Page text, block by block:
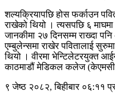
शल्यक्रियापछि होस फर्काउन
राखेको थियो । त्यसपछि ६
जानकीमा २७ दिनसम्म राख्दा
एम्बुलेन्समा राखेर पवितालाई
थियो । वीरमा भेन्टिलेटरयुक्त
काठमाडौं मेडिकल कलेज (केएमसी)
९ जेष्ठ २०८२, बिहीबार ०६:११